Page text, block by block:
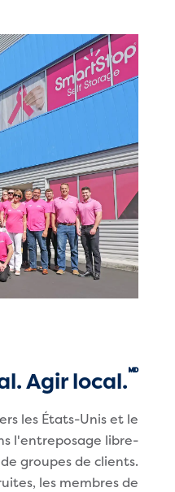
Agir local.🅫
les États-Unis et le
l'entreposage libre-
groupes de clients.
les membres de